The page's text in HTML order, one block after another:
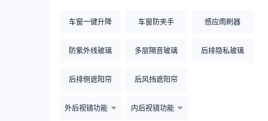
车窗一键升降 车窗防夹手 感应雨刷器
防紫外线玻璃 多层隔音玻璃 后排隐私玻璃
后排侧遮阳帘 后风挡遮阳帘
外后视镜功能 内后视镜功能